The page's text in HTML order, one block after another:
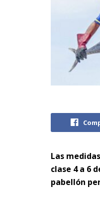
Las
clase 4 a 6
pabellón